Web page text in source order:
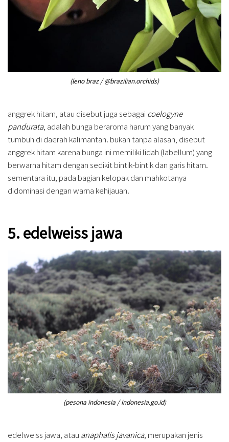
(leno braz / @brazilian.orchids)
anggrek hitam, atau disebut juga sebagai coelogyne
pandurata, adalah bunga beraroma harum yang banyak
tumbuh di daerah kalimantan. bukan tanpa alasan, disebut
anggrek hitam karena bunga ini memiliki lidah (labellum) yang
berwarna hitam dengan sedikit bintik-bintik dan garis hitam.
sementara itu, pada bagian kelopak dan mahkotanya
didominasi dengan warna kehijauan.
5. edelweiss jawa
(pesona indonesia / indonesia.go.id)
edelweiss jawa, atau anaphalis javanica, merupakan jenis